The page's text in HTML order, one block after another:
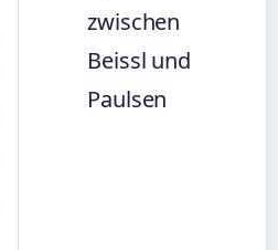
zwischen
Beissl und
Paulsen